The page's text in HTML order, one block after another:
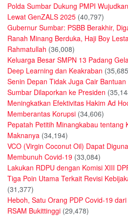
Polda Sumbar Dukung PMPI
Lewat GenZALS 2025 (40,797)
Gubernur Sumbar: PSBB Berakhir,
Ranah Minang Berduka, Haji Boy
Rahmatullah (36,008)
Keluarga Besar SMPN 13 Padang
Deep Learning dan Keakraban
Senin Depan Tidak Juga Cair
Sumbar Dilaporkan ke Presiden
Meningkatkan Efektivitas Hakim Ad
Memberantas Korupsi (34,606)
Pepatah Petitih Minangkabau tentang
Maknanya (34,194)
VCO (Virgin Coconut Oil) Dapat
Membunuh Covid-19 (33,084)
Lakukan RDPU dengan Komisi XIII
Tiga Poin Utama Terkait Revisi
(31,377)
Heboh, Satu Orang PDP Covid-19
RSAM Bukittinggi (29,478)